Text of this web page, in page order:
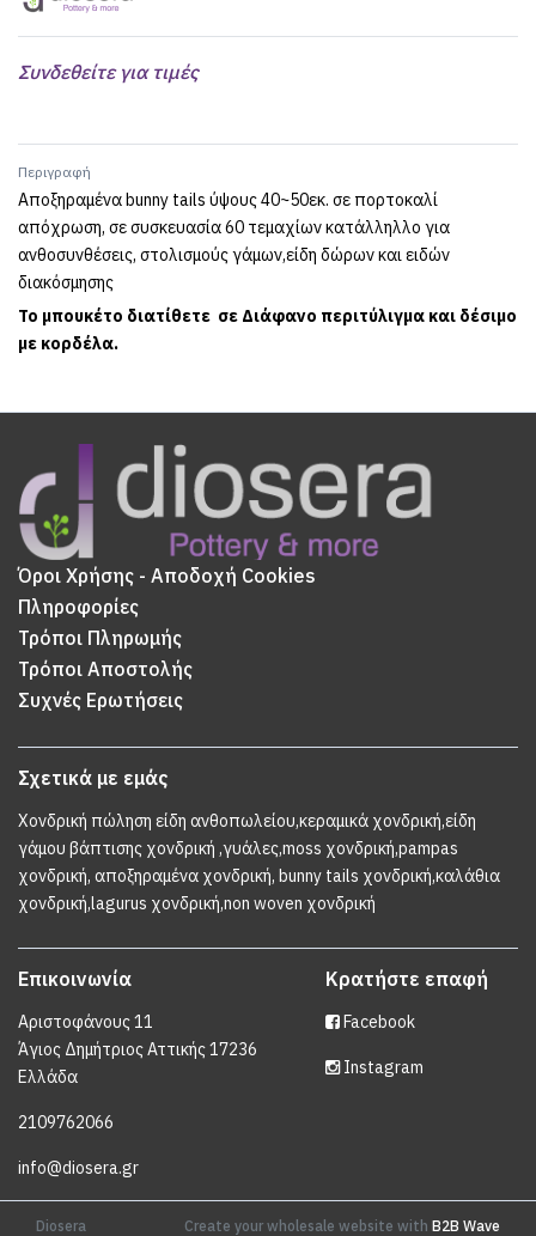
Συνδεθείτε για τιμές
Περιγραφή
Αποξηραμένα bunny tails ύψους 40~50εκ. σε πορτοκαλί
απόχρωση, σε συσκευασία 60 τεμαχίων κατάλληλλο για
ανθοσυνθέσεις, στολισμούς γάμων,είδη δώρων και ειδών
διακόσμησης
Το μπουκέτο διατίθετε σε Διάφανο περιτύλιγμα και δέσιμο
με κορδέλα.
Όροι Χρήσης - Αποδοχή Cookies
Πληροφορίες
Τρόποι Πληρωμής
Τρόποι Αποστολής
Συχνές Ερωτήσεις
Σχετικά με εμάς
Χονδρική πώληση είδη ανθοπωλείου,κεραμικά χονδρική,είδη
γάμου βάπτισης χονδρική ,γυάλες,moss χονδρική,pampas
χονδρική, αποξηραμένα χονδρική, bunny tails χονδρική,καλάθια
χονδρική,lagurus χονδρική,non woven χονδρική
Επικοινωνία
Αριστοφάνους 11
Άγιος Δημήτριος Αττικής 17236
Ελλάδα
2109762066
info@diosera.gr
Κρατήστε επαφή
Facebook
Instagram
Diosera Create your wholesale website with B2B Wave